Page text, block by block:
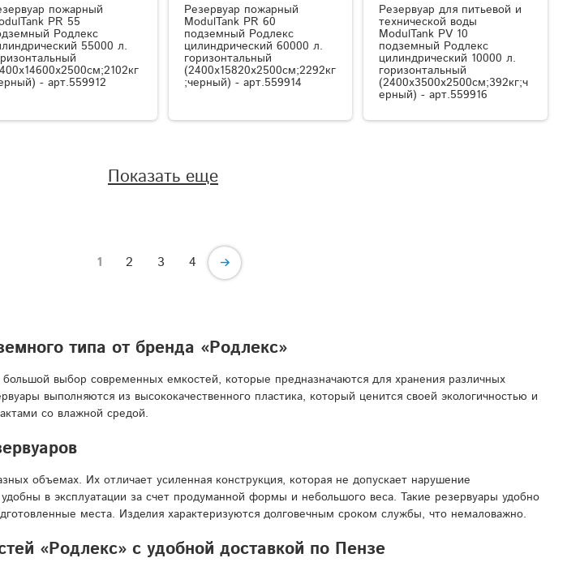
пожарный
PR 55
Родлекс
55000 л.
- арт.559912
Резервуар пожарный
ModulTank PR 60
подземный Родлекс
цилиндрический 60000 л.
горизонтальный
(2400x15820x2500см;2292кг
;черный) - арт.559914
Резервуар для питьевой и
технической воды
ModulTank PV 10
подземный Родлекс
цилиндрический 10000 л.
горизонтальный
(2400x3500x2500см;392кг;ч
ерный) - арт.559916
Показать еще
1 2 3 4
типа от бренда «Родлекс»
выбор современных емкостей, которые предназначаются для хранения различных
выполняются из высококачественного пластика, который ценится своей экологичностью и
со влажной средой.
объемах. Их отличает усиленная конструкция, которая не допускает нарушение
в эксплуатации за счет продуманной формы и небольшого веса. Такие резервуары удобно
места. Изделия характеризуются долговечным сроком службы, что немаловажно.
«Родлекс» с удобной доставкой по Пензе